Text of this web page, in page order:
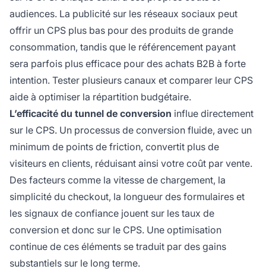
audiences. La publicité sur les réseaux sociaux peut
offrir un CPS plus bas pour des produits de grande
consommation, tandis que le référencement payant
sera parfois plus efficace pour des achats B2B à forte
intention. Tester plusieurs canaux et comparer leur CPS
aide à optimiser la répartition budgétaire.
L’efficacité du tunnel de conversion influe directement
sur le CPS. Un processus de conversion fluide, avec un
minimum de points de friction, convertit plus de
visiteurs en clients, réduisant ainsi votre coût par vente.
Des facteurs comme la vitesse de chargement, la
simplicité du checkout, la longueur des formulaires et
les signaux de confiance jouent sur les taux de
conversion et donc sur le CPS. Une optimisation
continue de ces éléments se traduit par des gains
substantiels sur le long terme.